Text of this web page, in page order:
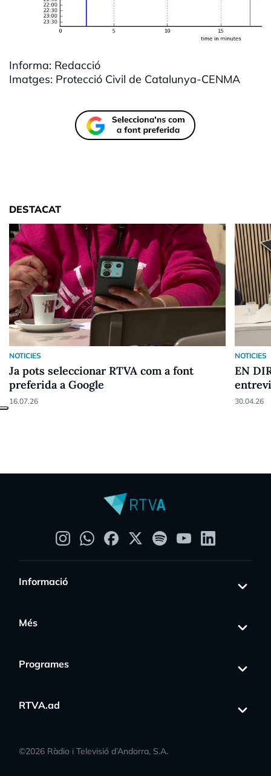
Informa: Redacció
Imatges: Protecció Civil de Catalunya-CENMA
DESTACAT
NOTICIES
Ja pots seleccionar RTVA com a font
preferida a Google
16.07.26
NOTICIES
EN
30.04.26
Informació
Més
Programes
RTVA.ad
©2026 Ràdio i Televisió d’Andorra, S.A.